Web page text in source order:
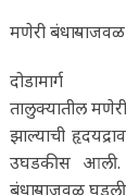
मणेरी
दोडामार्ग
तालुक्यातील
झाल्याची
उघडकीस आली.
बंधाऱ्याजवळ घडली